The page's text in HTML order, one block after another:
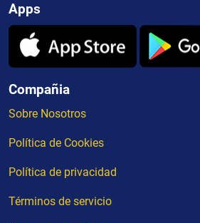
Apps
Compañia
Sobre Nosotros
Política de Cookies
Política de privacidad
Términos de servicio